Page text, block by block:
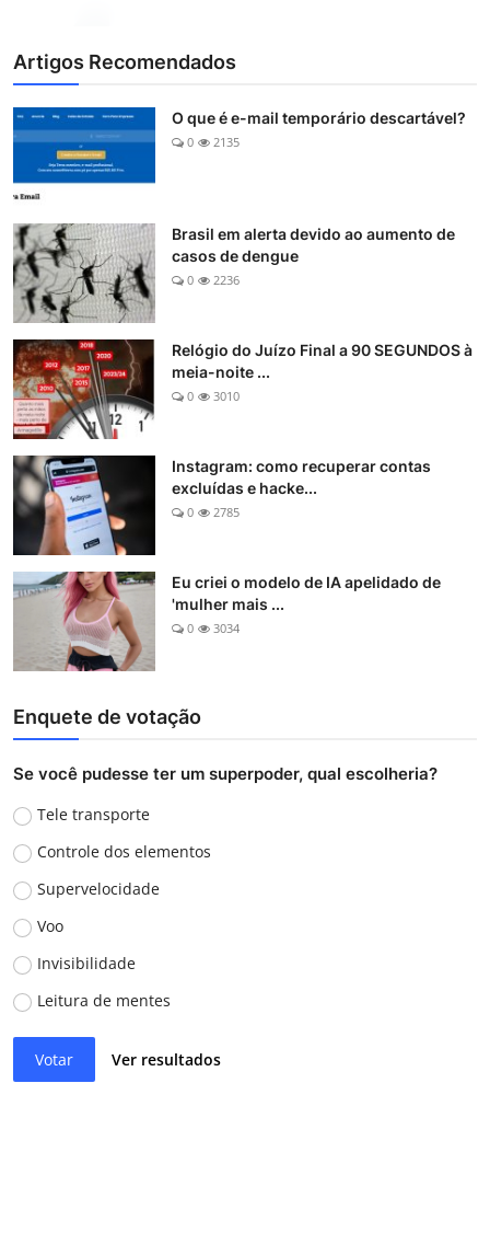
Artigos Recomendados
O que é e-mail temporário descartável?
0 2135
Brasil em alerta devido ao aumento de
casos de dengue
0 2236
Relógio do Juízo Final a 90 SEGUNDOS à
meia-noite ...
0 3010
Instagram: como recuperar contas
excluídas e hacke...
0 2785
Eu criei o modelo de IA apelidado de
'mulher mais ...
0 3034
Enquete de votação
Se você pudesse ter um superpoder, qual escolheria?
Tele transporte
Controle dos elementos
Supervelocidade
Voo
Invisibilidade
Leitura de mentes
Votar Ver resultados